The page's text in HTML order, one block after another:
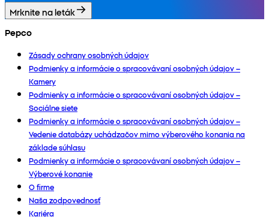
Mrknite na leták
Pepco
Zásady ochrany osobných údajov
Podmienky a informácie o spracovávaní osobných údajov –
Kamery
Podmienky a informácie o spracovávaní osobných údajov –
Sociálne siete
Podmienky a informácie o spracovávaní osobných údajov –
Vedenie databázy uchádzačov mimo výberového konania na
základe súhlasu
Podmienky a informácie o spracovávaní osobných údajov –
Výberové konanie
O firme
Naša zodpovednosť
Kariéra